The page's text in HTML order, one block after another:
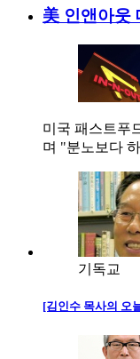
美 인앤아웃
미국 패스트푸
며 "분노보다
기독교
[김인수 목사의 오